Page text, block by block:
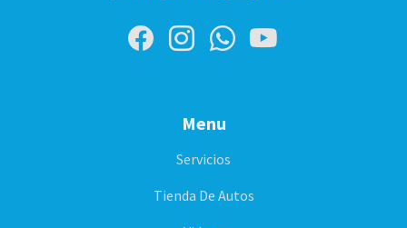
Menu
Servicios
Tienda De Autos